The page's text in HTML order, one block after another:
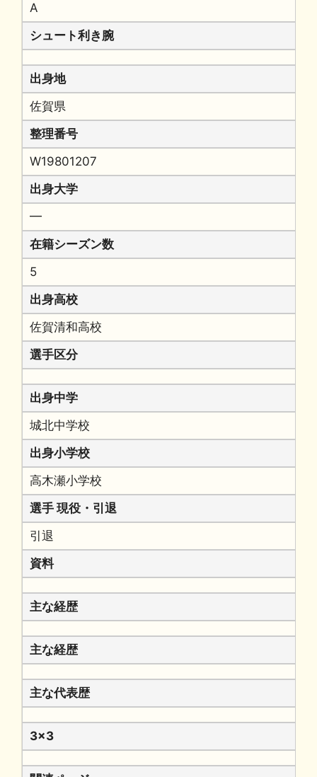
A
シュート利き腕
出身地
佐賀県
整理番号
W19801207
出身大学
━
在籍シーズン数
5
出身高校
佐賀清和高校
選手区分
出身中学
城北中学校
出身小学校
高木瀬小学校
選手 現役・引退
引退
資料
主な経歴
主な経歴
主な代表歴
3x3